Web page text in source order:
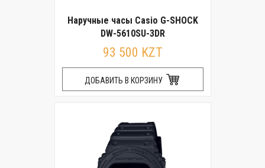
Наручные часы Casio G-SHOCK
DW-5610SU-3DR
93 500 KZT
ДОБАВИТЬ В КОРЗИНУ